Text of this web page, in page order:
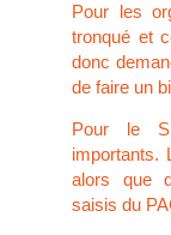
Pour les
tronqué et
donc
de faire un
Pour le
importants.
alors que
saisis du